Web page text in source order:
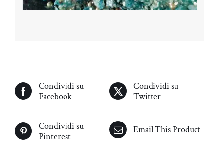
Condividi su
Facebook
Condividi su
Twitter
Condividi su
Pinterest
Email This Product